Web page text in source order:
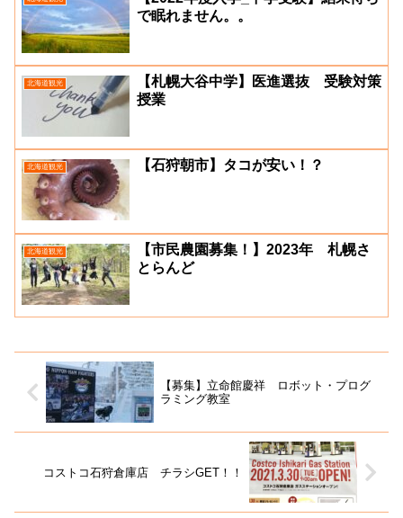
で眠れません。。
北海道観光
【札幌大谷中学】医進選抜 受験対策
授業
北海道観光 【石狩朝市】タコが安い！？
北海道観光
【市民農園募集！】2023年 札幌さ
とらんど
【募集】立命館慶祥 ロボット・プログ
ラミング教室
コストコ石狩倉庫店 チラシGET！！